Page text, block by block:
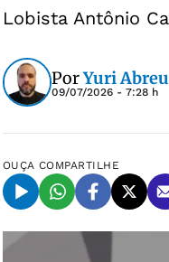
Lobista Antônio
PorYuri Abreu
09/07/2026 - 7:28 h
OUÇA COMPARTILHE